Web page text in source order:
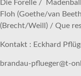
Die Forelle /
Floh (Goethe/van
(Brecht/Weill) / Que
Kontakt : Eckhard
brandau-pflueger@t-